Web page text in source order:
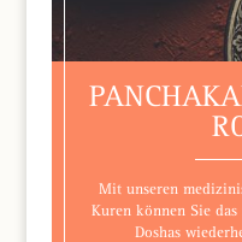
Mit unseren
Kuren können Sie
Doshas